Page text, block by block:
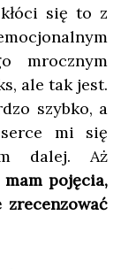
się to z
mrocznym
ale tak jest.
szybko, a
mi się
dalej. Aż
pojęcia,